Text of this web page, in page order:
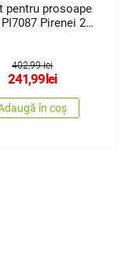
pentru prosoape
PI7087 Pirenei 23
402,99 lei
241,99 lei
în coș